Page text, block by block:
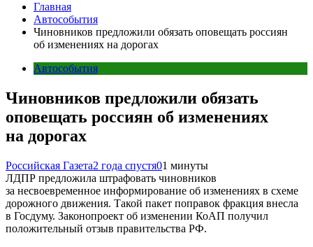
Главная
Автособытия
Чиновников предложили обязать оповещать россиян
об изменениях на дорогах
Автособытия
Чиновников предложили обязать
оповещать россиян об изменениях
на дорогах
Российская Газета2 года спустя01 минуты
ЛДПР предложила штрафовать чиновников
за несвоевременное информирование об изменениях в схеме
дорожного движения. Такой пакет поправок фракция внесла
в Госдуму. Законопроект об изменении КоАП получил
положительный отзыв правительства РФ.